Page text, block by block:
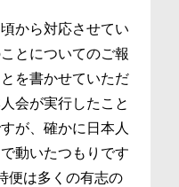
から対応させてい
とについてのご報
を書かせていただ
会が実行したこと
が、確かに日本人
動いたつもりです
便は多くの有志の